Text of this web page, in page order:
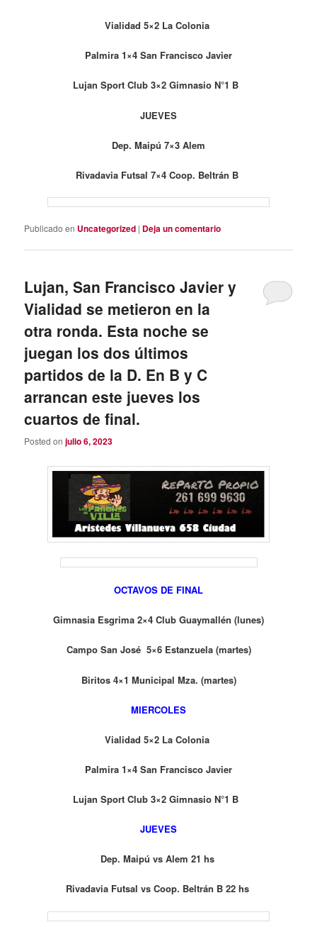
Vialidad 5×2 La Colonia
Palmira 1×4 San Francisco Javier
Lujan Sport Club 3×2 Gimnasio N°1 B
JUEVES
Dep. Maipú 7×3 Alem
Rivadavia Futsal 7×4 Coop. Beltrán B
Publicado en Uncategorized | Deja un comentario
Lujan, San Francisco Javier y
Vialidad se metieron en la
otra ronda. Esta noche se
juegan los dos últimos
partidos de la D. En B y C
arrancan este jueves los
cuartos de final.
Posted onjulio 6, 2023
OCTAVOS DE FINAL
Gimnasia Esgrima 2×4 Club Guaymallén (lunes)
Campo San José 5×6 Estanzuela (martes)
Biritos 4×1 Municipal Mza. (martes)
MIERCOLES
Vialidad 5×2 La Colonia
Palmira 1×4 San Francisco Javier
Lujan Sport Club 3×2 Gimnasio N°1 B
JUEVES
Dep. Maipú vs Alem 21 hs
Rivadavia Futsal vs Coop. Beltrán B 22 hs